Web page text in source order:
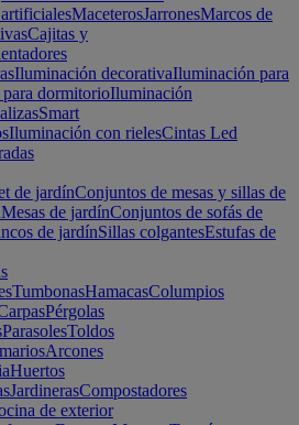
MaceterosJarronesMarcos de
Cajitas y
Iluminación decorativaIluminación para
dormitorioIluminación
Smart
Iluminación con rielesCintas Led
de jardínConjuntos de mesas y sillas de
Mesas de jardínConjuntos de sofás de
de jardínSillas colgantesEstufas de
TumbonasHamacasColumpios
Pérgolas
ParasolesToldos
Arcones
Huertos
JardinerasCompostadores
de exterior